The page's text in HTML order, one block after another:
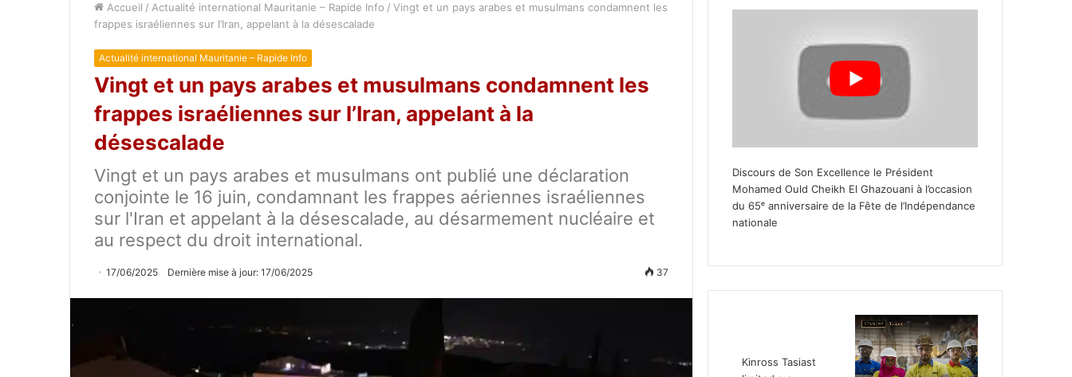
Accueil / Actualité international Mauritanie – Rapide Info / Vingt et un pays arabes et musulmans condamnent les
frappes israéliennes sur l’Iran, appelant à la désescalade
Actualité international Mauritanie – Rapide Info
Vingt et un pays arabes et musulmans condamnent les
frappes israéliennes sur l’Iran, appelant à la
désescalade
Vingt et un pays arabes et musulmans ont publié une déclaration
conjointe le 16 juin, condamnant les frappes aériennes israéliennes
sur l'Iran et appelant à la désescalade, au désarmement nucléaire et
au respect du droit international.
17/06/2025 Dernière mise à jour: 17/06/2025 37
Discours de Son Excellence le Président
Mohamed Ould Cheikh El Ghazouani à l’occasion
du 65ᵉ anniversaire de la Fête de l’Indépendance
nationale
Kinross Tasiast